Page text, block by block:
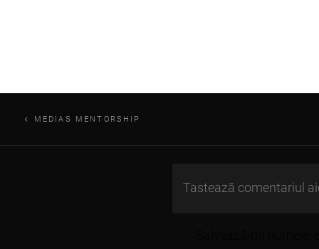
Navigare
MEDIAS MENTORSHIP